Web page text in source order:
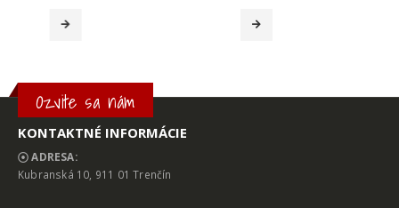
Ozvite sa nám
KONTAKTNÉ INFORMÁCIE
ADRESA:
Kubranská 10, 911 01 Trenčín